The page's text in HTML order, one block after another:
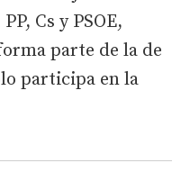
Cs y PSOE,
parte de la de
participa en la